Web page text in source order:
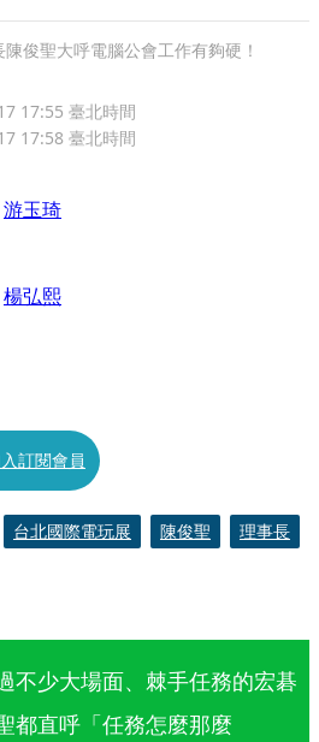
俊聖大呼電腦公會工作有夠硬！
17:55 臺北時間
17:58 臺北時間
游玉琦
楊弘熙
訂閱會員
台北國際電玩展 陳俊聖
理事長
不少大場面、棘手任務的宏碁
都直呼「任務怎麼那麼